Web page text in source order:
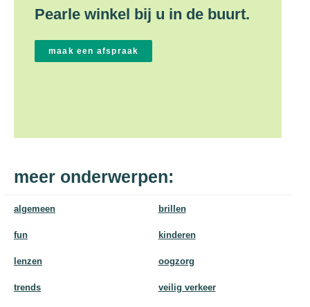
Pearle winkel bij u in de buurt.
meer onderwerpen:
algemeen brillen
fun kinderen
lenzen oogzorg
trends veilig verkeer